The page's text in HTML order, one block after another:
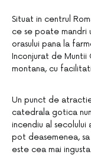
Situat in centrul
ce se poate mandri
orasului pana la
Inconjurat de Muntii
montana, cu
Un punct de
catedrala gotica
incendiu al
pot deasemenea,
este cea mai